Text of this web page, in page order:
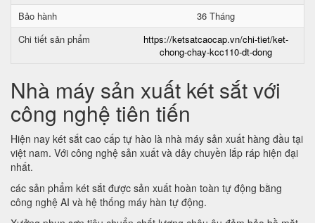
Bảo hành
36 Tháng
Chi tiết sản phẩm
https://ketsatcaocap.vn/chi-tiet/ket-
chong-chay-kcc110-dt-dong
Nhà máy sản xuất két sắt với
công nghệ tiên tiến
Hiện nay két sắt cao cấp tự hào là nhà máy sản xuất hàng đầu tại
việt nam. Với công nghệ sản xuất và dây chuyền lắp ráp hiện đại
nhất.
các sản phẩm két sắt được sản xuất hoàn toàn tự động bằng
công nghệ AI và hệ thống máy hàn tự động.